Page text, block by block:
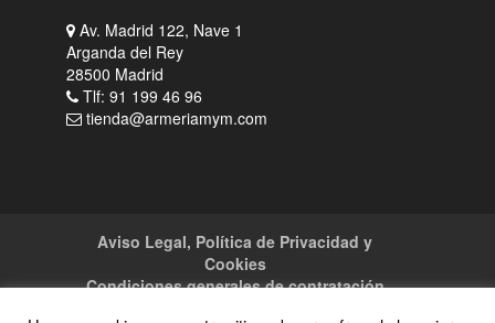
Av. Madrid 122, Nave 1
Arganda del Rey
28500 Madrid
Tlf: 91 199 46 96
tienda@armeriamym.com
Aviso Legal, Política de Privacidad y
Cookies
Condiciones generales de contratación